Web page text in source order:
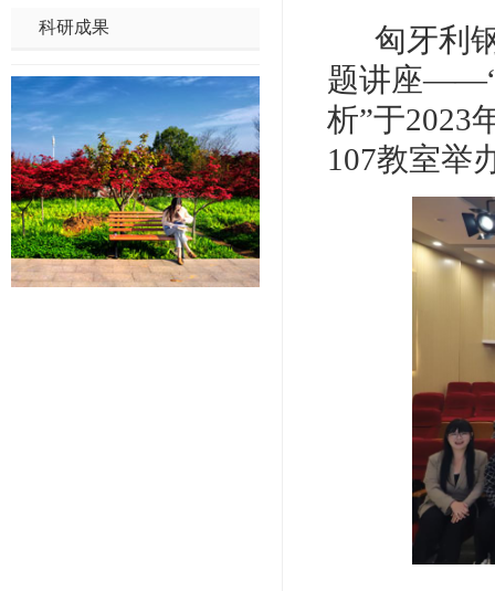
科研成果
匈牙利
题讲座
析”于2023
107教室举